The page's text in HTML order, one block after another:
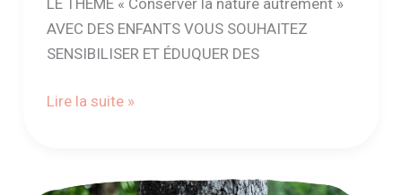
AVEC DES ENFANTS VOUS SOUHAITEZ
SENSIBILISER ET ÉDUQUER DES
Lire la suite »
Comment